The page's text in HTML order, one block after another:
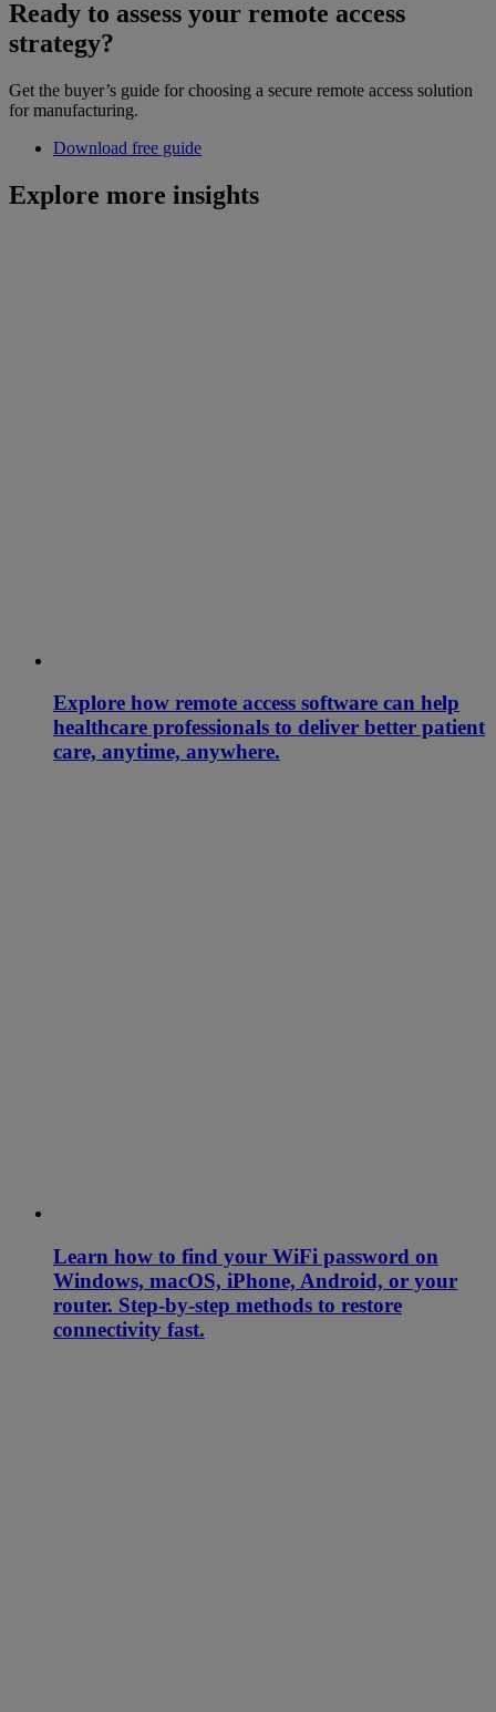
Ready to assess your remote access
strategy?
Get the buyer’s guide for choosing a secure remote access solution
for manufacturing.
Download free guide
Explore more insights
Explore how remote access software can help
healthcare professionals to deliver better patient
care, anytime, anywhere.
Learn how to find your WiFi password on
Windows, macOS, iPhone, Android, or your
router. Step-by-step methods to restore
connectivity fast.